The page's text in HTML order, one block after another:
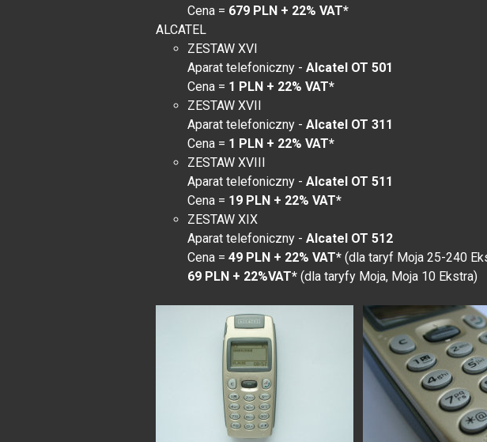
Cena = 679 PLN + 22% VAT*
ALCATEL
ZESTAW XVI
Aparat telefoniczny - Alcatel OT 501
Cena = 1 PLN + 22% VAT*
ZESTAW XVII
Aparat telefoniczny - Alcatel OT 311
Cena = 1 PLN + 22% VAT*
ZESTAW XVIII
Aparat telefoniczny - Alcatel OT 511
Cena = 19 PLN + 22% VAT*
ZESTAW XIX
Aparat telefoniczny - Alcatel OT 512
Cena = 49 PLN + 22% VAT* (dla taryf Moja 25-240
69 PLN + 22%VAT* (dla taryfy Moja, Moja 10 Ekstra)